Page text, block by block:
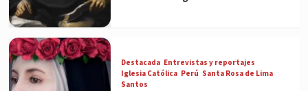
Destacada Entrevistas y reportajes
Iglesia Católica Perú Santa Rosa de Lima
Santos